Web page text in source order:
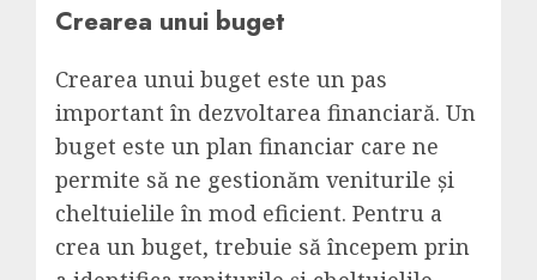
Crearea unui buget
Crearea unui buget este un pas
important în dezvoltarea financiară. Un
buget este un plan financiar care ne
permite să ne gestionăm veniturile și
cheltuielile în mod eficient. Pentru a
crea un buget, trebuie să începem prin